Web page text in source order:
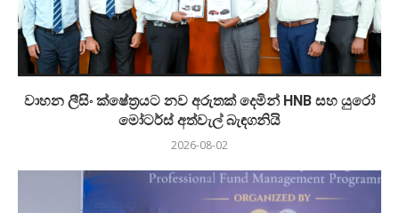
වාහන ලීසිං ක්ෂේත්‍රයට නව අරුතක් දෙමින් HNB සහ යුරෝ
මෝටර්ස් අත්වැල් බැඳගනියි
2026-08-02